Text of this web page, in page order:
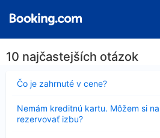
10 najčastejších otázok
Čo je zahrnuté v cene?
Nezobrazuje
sa
Nemám kreditnú kartu. Môžem si
rezervovať izbu?
sa